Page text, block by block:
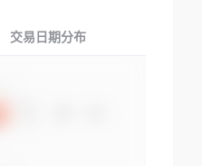
交易日期分布